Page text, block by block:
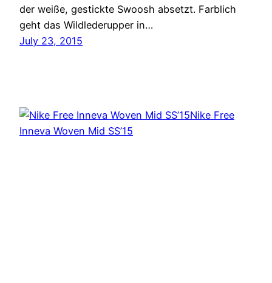
der weiße, gestickte Swoosh absetzt. Farblich
geht das Wildlederupper in…
July 23, 2015